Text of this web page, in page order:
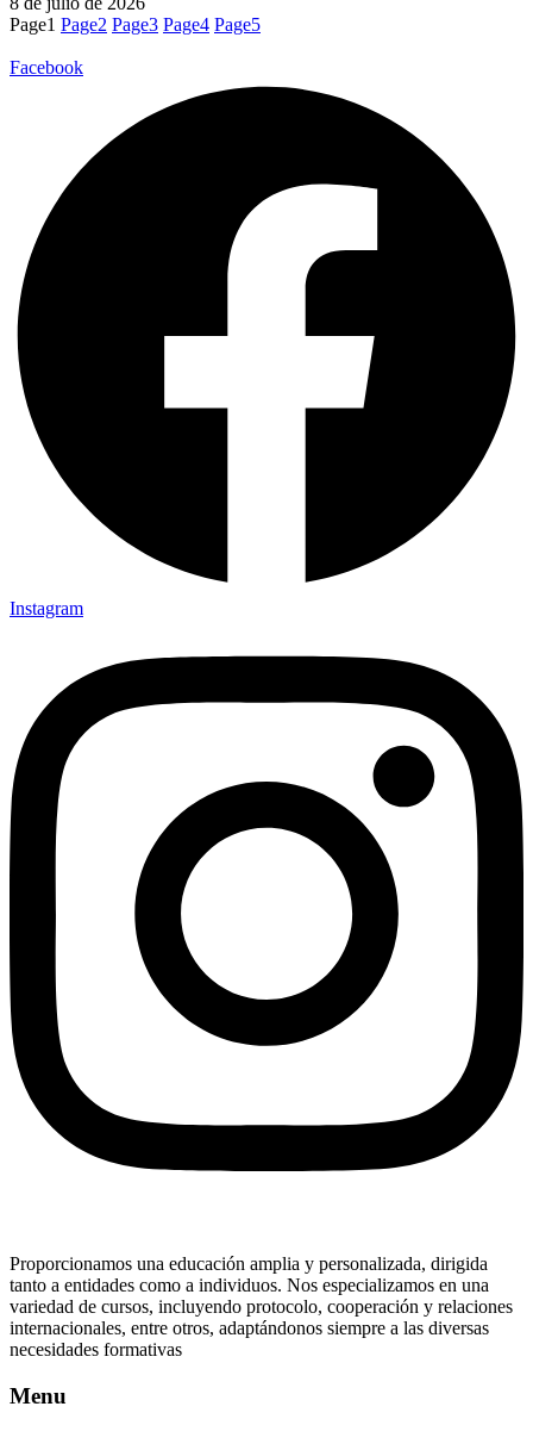
Page1 Page2 Page3 Page4 Page5
Facebook
Instagram
Proporcionamos una educación amplia y personalizada, dirigida
tanto a entidades como a individuos. Nos especializamos en una
variedad de cursos, incluyendo protocolo, cooperación y relaciones
internacionales, entre otros, adaptándonos siempre a las diversas
necesidades formativas
Menu